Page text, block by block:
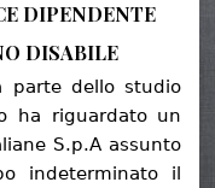
DIPENDENTE
DISABILE
parte dello studio
ha riguardato un
S.p.A assunto
indeterminato il